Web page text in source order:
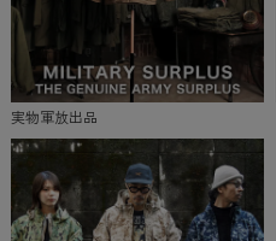
実物軍放出品